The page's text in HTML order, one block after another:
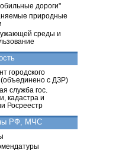
дороги"
природные
среды и
городского
с ДЗР)
служба гос.
кадастра и
Росреестр
РФ, МЧС